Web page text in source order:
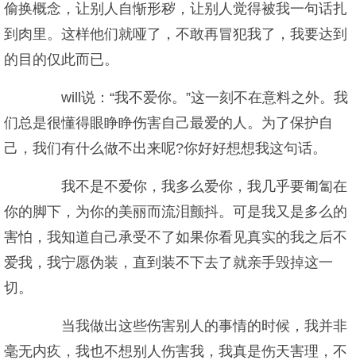
偷换概念，让别人自惭形秽，让别人觉得被我一句话扎
到肉里。这样他们就哑了，不敢再冒犯我了，我要达到
的目的仅此而已。
will说：“我不爱你。”这一刻不在意料之外。我
们总是很懂得眼睁睁伤害自己最爱的人。为了保护自
己，我们有什么做不出来呢?你好好想想我这句话。
我不是不爱你，我多么爱你，我几乎要匍匐在
你的脚下，为你的美丽而流泪颤抖。可是我又是多么的
害怕，我知道自己承受不了如果你看见真实的我之后不
爱我，我宁愿伪装，直到装不下去了就亲手毁掉这一
切。
当我做出这些伤害别人的事情的时候，我并非
毫无内疚，我也不想别人伤害我，我真是伤天害理，不